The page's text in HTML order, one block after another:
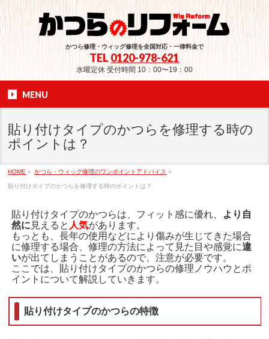
かつら修理・ウィッグ修理を全国対応・一律料金で
TEL 0120-978-621
水曜定休 受付時間 10：00〜19：00
MENU
貼り付けタイプのかつらを修理する時の
ポイントは？
HOME » かつら・ウィッグ修理のワンポイントアドバイス »
貼り付けタイプのかつらを修理する時のポイントは？
貼り付けタイプのかつらは、フィット感に優れ、 より自
然に 見えると 人気があります。
もっとも、長年の使用などにより傷みが生じてきた場合
に修理する場合、修理の方法によって見た目や感覚に違
いが出てしまうことがあるので、注意が必要です。
ここでは、貼り付けタイプのかつらの修理ノウハウとポ
イントについて解説していきます。
貼り付けタイプのかつらの特徴